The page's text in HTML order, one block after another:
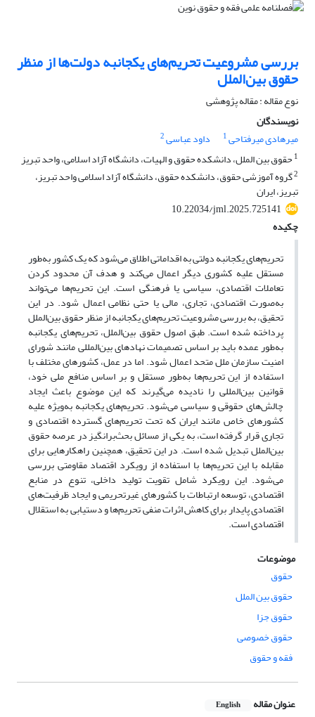
بررسی مشروعیت تحریم‌های یکجانبه دولت‌ها از منظر
حقوق بین‌الملل
نوع مقاله : مقاله پژوهشی
نویسندگان
میرهادی میرفتاحی1 داود عباسی2
1 حقوق بین الملل، دانشکده حقوق و الهیات، دانشگاه آزاد اسلامی، واحد تبریز
2گروه آموزشی حقوق، دانشکده حقوق، دانشگاه آزاد اسلامی واحد تبریز،
تبریز، ایران
10.22034/jml.2025.725141
چکیده
تحریم‌های یکجانبه دولتی به اقداماتی اطلاق می‌شود که یک کشور به‌طور
مستقل علیه کشوری دیگر اعمال می‌کند و هدف آن محدود کردن
تعاملات اقتصادی، سیاسی یا فرهنگی است. این تحریم‌ها می‌تواند
به‌صورت اقتصادی، تجاری، مالی یا حتی نظامی اعمال شود. در این
تحقیق، به بررسی مشروعیت تحریم‌های یکجانبه از منظر حقوق بین‌الملل
پرداخته شده است. طبق اصول حقوق بین‌الملل، تحریم‌های یکجانبه
به‌طور عمده باید بر اساس تصمیمات نهادهای بین‌المللی مانند شورای
امنیت سازمان ملل متحد اعمال شود. اما در عمل، کشورهای مختلف با
استفاده از این تحریم‌ها به‌طور مستقل و بر اساس منافع ملی خود،
قوانین بین‌المللی را نادیده می‌گیرند که این موضوع باعث ایجاد
چالش‌های حقوقی و سیاسی می‌شود. تحریم‌های یکجانبه به‌ویژه علیه
کشورهای خاص مانند ایران که تحت تحریم‌های گسترده اقتصادی و
تجاری قرار گرفته است، به یکی از مسائل بحث‌برانگیز در عرصه حقوق
بین‌الملل تبدیل شده است. در این تحقیق، همچنین راهکارهایی برای
مقابله با این تحریم‌ها با استفاده از رویکرد اقتصاد مقاومتی بررسی
می‌شود. این رویکرد شامل تقویت تولید داخلی، تنوع در منابع
اقتصادی، توسعه ارتباطات با کشورهای غیرتحریمی و ایجاد ظرفیت‌های
اقتصادی پایدار برای کاهش اثرات منفی تحریم‌ها و دستیابی به استقلال
اقتصادی است.
موضوعات
حقوق
حقوق بین الملل
حقوق جزا
حقوق خصوصی
فقه و حقوق
عنوان مقاله English